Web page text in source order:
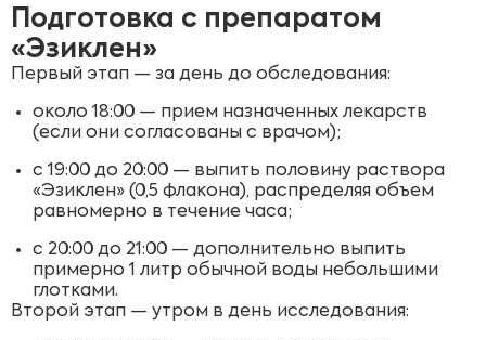
Подготовка с препаратом
«Эзиклен»
Первый этап — за день до обследования:
около 18:00 — прием назначенных лекарств
(если они согласованы с врачом);
с 19:00 до 20:00 — выпить половину раствора
«Эзиклен» (0,5 флакона), распределяя объем
равномерно в течение часа;
с 20:00 до 21:00 — дополнительно выпить
примерно 1 литр обычной воды небольшими
глотками.
Второй этап — утром в день исследования: